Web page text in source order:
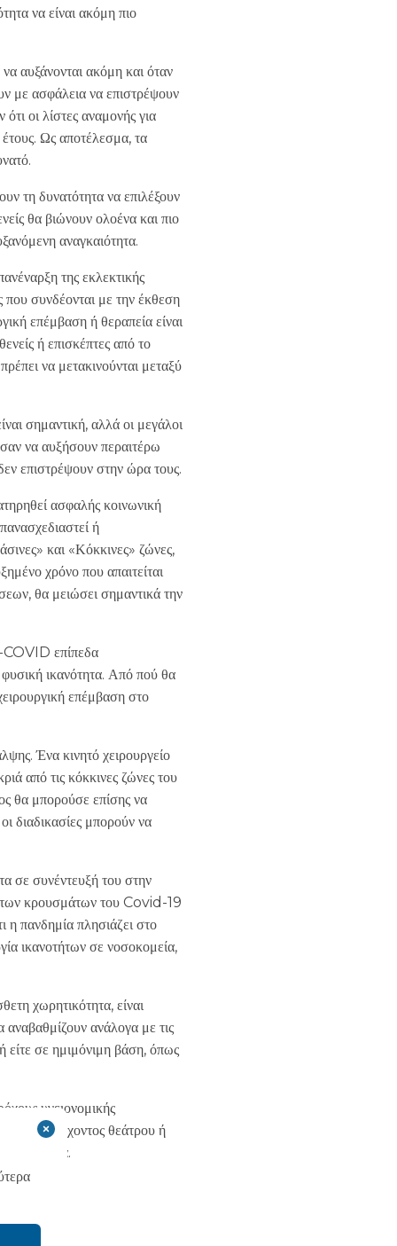
να είναι ακόμη πιο
να αυξάνονται ακόμη και όταν
με ασφάλεια να επιστρέψουν
οι λίστες αναμονής για
Ως αποτέλεσμα, τα
τη δυνατότητα να επιλέξουν
θα βιώνουν ολοένα και πιο
αναγκαιότητα.
της εκλεκτικής
που συνδέονται με την έκθεση
επέμβαση ή θεραπεία είναι
ή επισκέπτες από το
να μετακινούνται μεταξύ
σημαντική, αλλά οι μεγάλοι
να αυξήσουν περαιτέρω
επιστρέψουν στην ώρα τους.
ασφαλής κοινωνική
ή
και «Κόκκινες» ζώνες,
χρόνο που απαιτείται
θα μειώσει σημαντικά την
COVID επίπεδα
ικανότητα. Από πού θα
επέμβαση στο
Ένα κινητό χειρουργείο
από τις κόκκινες ζώνες του
θα μπορούσε επίσης να
διαδικασίες μπορούν να
σε συνέντευξή του στην
των κρουσμάτων του Covid-19
η πανδημία πλησιάζει στο
ικανοτήτων σε νοσοκομεία,
χωρητικότητα, είναι
αναβαθμίζουν ανάλογα με τις
είτε σε ημιμόνιμη βάση, όπως
υγειονομικής
ενός υπάρχοντος θεάτρου ή
20 χρόνια.